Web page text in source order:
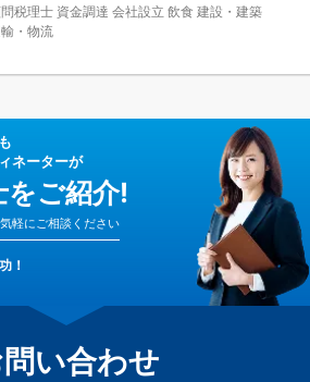
税理士 資金調達 会社設立 飲食 建設・建築
・物流
ネーターが
をご紹介!
軽にご相談ください
！
い合わせ